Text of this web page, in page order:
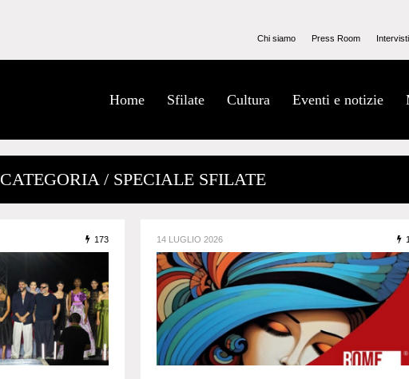
Chi siamo Press Room
Home Sfilate Cultura Eventi e notizie
CATEGORIA / SPECIALE SFILATE
173 14 LUGLIO 2026